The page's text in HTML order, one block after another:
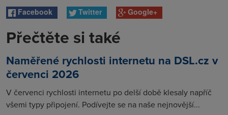
Facebook Twitter Google+
Přečtěte si také
Naměřené rychlosti internetu na DSL.cz v
červenci 2026
V červenci rychlosti internetu po delší době klesaly napříč
všemi typy připojení. Podívejte se na naše nejnovější...